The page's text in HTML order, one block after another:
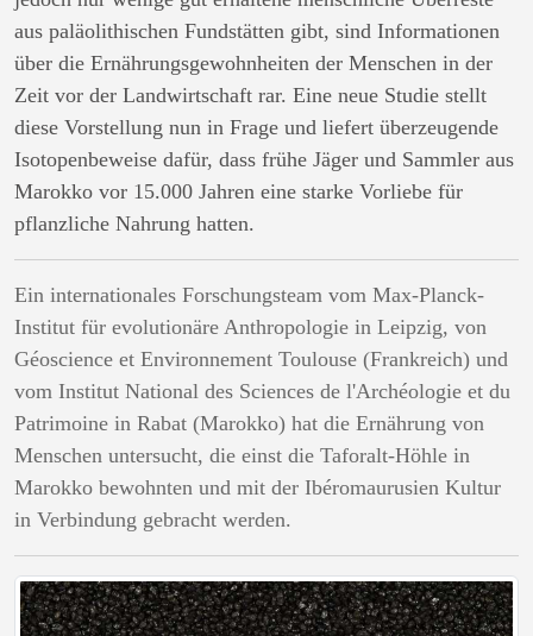
aus paläolithischen Fundstätten gibt, sind Informationen
über die Ernährungsgewohnheiten der Menschen in der
Zeit vor der Landwirtschaft rar. Eine neue Studie stellt
diese Vorstellung nun in Frage und liefert überzeugende
Isotopenbeweise dafür, dass frühe Jäger und Sammler aus
Marokko vor 15.000 Jahren eine starke Vorliebe für
pflanzliche Nahrung hatten.
Ein internationales Forschungsteam vom Max-Planck-
Institut für evolutionäre Anthropologie in Leipzig, von
Géoscience et Environnement Toulouse (Frankreich) und
vom Institut National des Sciences de l'Archéologie et du
Patrimoine in Rabat (Marokko) hat die Ernährung von
Menschen untersucht, die einst die Taforalt-Höhle in
Marokko bewohnten und mit der Ibéromaurusien Kultur
in Verbindung gebracht werden.